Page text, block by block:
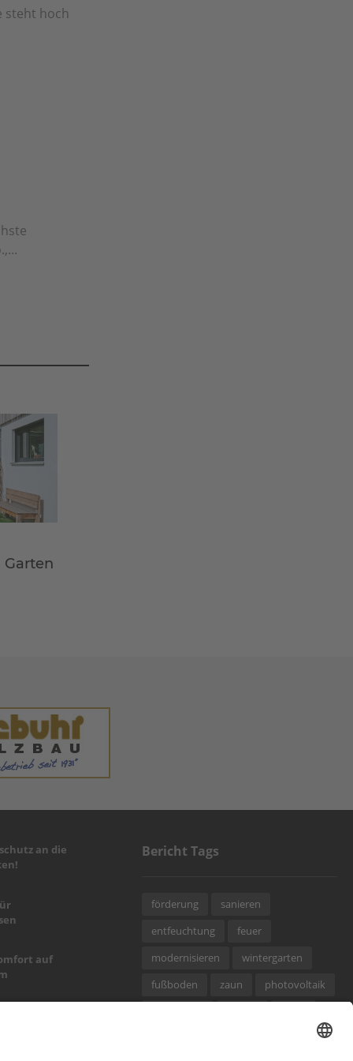
steht hoch
an die
auf
Bericht Tags
förderung
sanieren
entfeuchtung
feuer
modernisieren
wintergarten
fußboden
zaun
photovoltaik
hausbau